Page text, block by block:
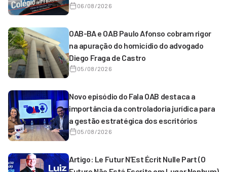
magistrados de 1º grau
06/08/2026
OAB-BA e OAB Paulo Afonso cobram rigor
na apuração do homicídio do advogado
Diego Fraga de Castro
05/08/2026
Novo episódio do Fala OAB destaca a
importância da controladoria jurídica para
a gestão estratégica dos escritórios
05/08/2026
Artigo: Le Futur N’Est Écrit Nulle Part (O